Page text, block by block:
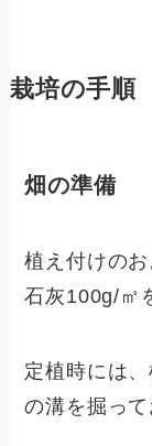
栽培の手順
畑の準備
植え付けの
石灰100g/㎡
定植時には
の溝を掘って